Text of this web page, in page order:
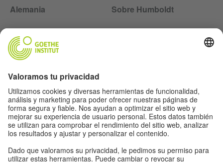
Alemania
Sobre Humboldt
Aviso legal
Protección de datos
Condiciones de uso
Proteção de dados
Siga la revista Humboldt en las redes sociales